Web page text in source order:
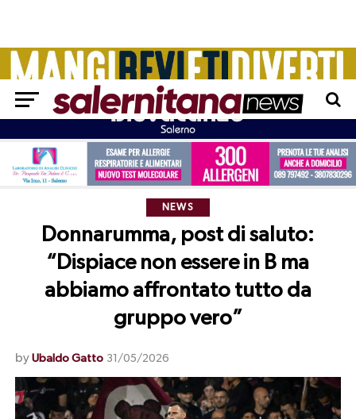
NEWS
Donnarumma, post di saluto:
“Dispiace non essere in B ma
abbiamo affrontato tutto da
gruppo vero”
by Ubaldo Gatto 31/05/2026